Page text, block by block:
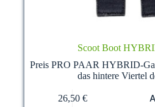
Scoot Boot
Preis PRO PAAR HYBRID-
das hintere Viertel
26,50 €